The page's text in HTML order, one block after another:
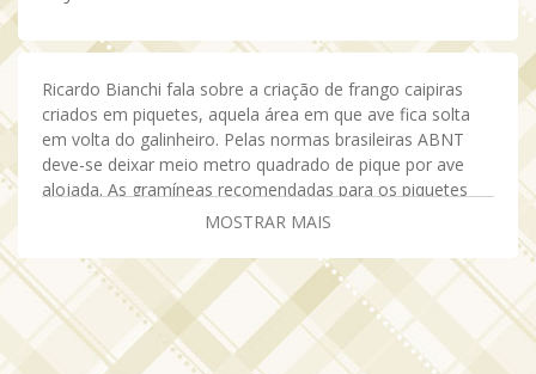
Ricardo Bianchi fala sobre a criação de frango caipiras
criados em piquetes, aquela área em que ave fica solta
em volta do galinheiro. Pelas normas brasileiras ABNT
deve-se deixar meio metro quadrado de pique por ave
alojada. As gramíneas recomendadas para os piquetes
são a de sistema radicular baixo, muito apreciadas pelos
Ricardo Bianchi lembra que a gramínea não é o alimento
da ave, embora o frango caipira goste de comê-lo. A
gramínea contribui para uma pele mais colorida, para um
ovo mais vermelho, mas não substitui a alimentação
recomendada para o frango caipira.
MOSTRAR MAIS